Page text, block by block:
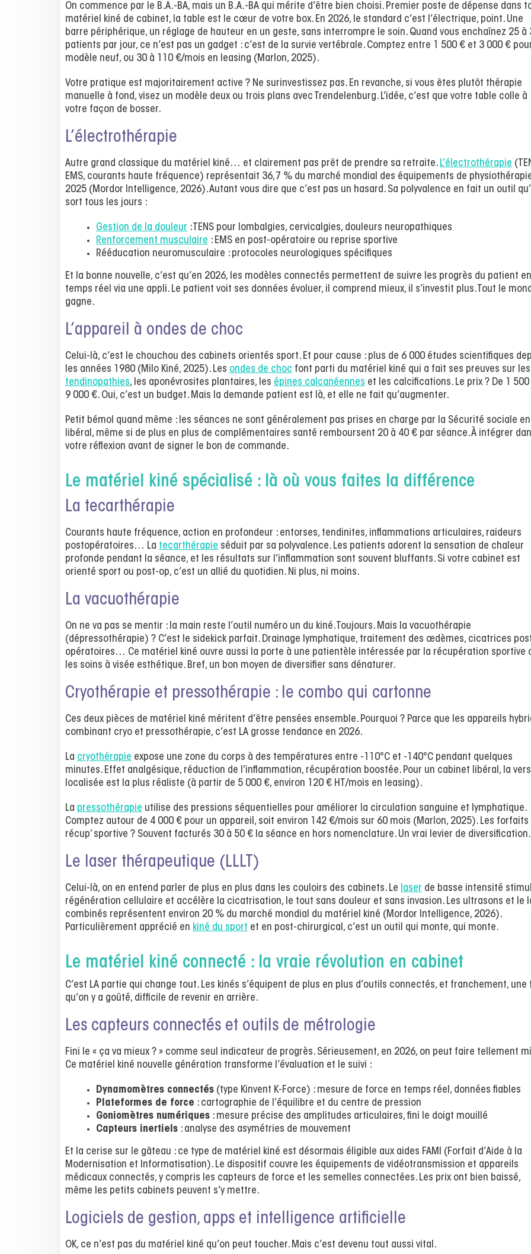
On commence par le B.A.-BA, mais un B.A.-BA qui mérite d’être bien choisi. Premier poste de dépense dans
matériel kiné de cabinet, la table est le cœur de votre box. En 2026, le standard c’est l’électrique, point. Une
barre périphérique, un réglage de hauteur en un geste, sans interrompre le soin. Quand vous enchaînez 25 à
patients par jour, ce n’est pas un gadget : c’est de la survie vertébrale. Comptez entre 1 500 € et 3 000 €
modèle neuf, ou 30 à 110 €/mois en leasing (Marlon, 2025).
Votre pratique est majoritairement active ? Ne surinvestissez pas. En revanche, si vous êtes plutôt thérapie
manuelle à fond, visez un modèle deux ou trois plans avec Trendelenburg. L’idée, c’est que votre table colle à
votre façon de bosser.
L’électrothérapie
Autre grand classique du matériel kiné… et clairement pas prêt de prendre sa retraite. L’électrothérapie
EMS, courants haute fréquence) représentait 36,7 % du marché mondial des équipements de
2025 (Mordor Intelligence, 2026). Autant vous dire que c’est pas un hasard. Sa polyvalence en fait un outil
sort tous les jours :
Gestion de la douleur : TENS pour lombalgies, cervicalgies, douleurs neuropathiques
Renforcement musculaire : EMS en post-opératoire ou reprise sportive
Rééducation neuromusculaire : protocoles neurologiques spécifiques
Et la bonne nouvelle, c’est qu’en 2026, les modèles connectés permettent de suivre les progrès du patient en
temps réel via une appli. Le patient voit ses données évoluer, il comprend mieux, il s’investit plus. Tout le
gagne.
L’appareil à ondes de choc
Celui-là, c’est le chouchou des cabinets orientés sport. Et pour cause : plus de 6 000 études scientifiques
les années 1980 (Milo Kiné, 2025). Les ondes de choc font parti du matériel kiné qui a fait ses preuves sur les
tendinopathies, les aponévrosites plantaires, les épines calcanéennes et les calcifications. Le prix ? De 1 500
9 000 €. Oui, c’est un budget. Mais la demande patient est là, et elle ne fait qu’augmenter.
Petit bémol quand même : les séances ne sont généralement pas prises en charge par la Sécurité sociale en
libéral, même si de plus en plus de complémentaires santé remboursent 20 à 40 € par séance. À intégrer
votre réflexion avant de signer le bon de commande.
Le matériel kiné spécialisé : là où vous faites la différence
La tecarthérapie
Courants haute fréquence, action en profondeur : entorses, tendinites, inflammations articulaires, raideurs
postopératoires… La tecarthérapie séduit par sa polyvalence. Les patients adorent la sensation de chaleur
profonde pendant la séance, et les résultats sur l’inflammation sont souvent bluffants. Si votre cabinet est
orienté sport ou post-op, c’est un allié du quotidien. Ni plus, ni moins.
La vacuothérapie
On ne va pas se mentir : la main reste l’outil numéro un du kiné. Toujours. Mais la vacuothérapie
(dépressothérapie) ? C’est le sidekick parfait. Drainage lymphatique, traitement des œdèmes, cicatrices
opératoires… Ce matériel kiné ouvre aussi la porte à une patientèle intéressée par la récupération sportive
les soins à visée esthétique. Bref, un bon moyen de diversifier sans dénaturer.
Cryothérapie et pressothérapie : le combo qui cartonne
Ces deux pièces de matériel kiné méritent d’être pensées ensemble. Pourquoi ? Parce que les appareils
combinant cryo et pressothérapie, c’est LA grosse tendance en 2026.
La cryothérapie expose une zone du corps à des températures entre -110°C et -140°C pendant quelques
minutes. Effet analgésique, réduction de l’inflammation, récupération boostée. Pour un cabinet libéral, la
localisée est la plus réaliste (à partir de 5 000 €, environ 120 € HT/mois en leasing).
La pressothérapie utilise des pressions séquentielles pour améliorer la circulation sanguine et lymphatique.
Comptez autour de 4 000 € pour un appareil, soit environ 142 €/mois sur 60 mois (Marlon, 2025). Les forfaits
récup’ sportive ? Souvent facturés 30 à 50 € la séance en hors nomenclature. Un vrai levier de diversification.
Le laser thérapeutique (LLLT)
Celui-là, on en entend parler de plus en plus dans les couloirs des cabinets. Le laser de basse intensité
régénération cellulaire et accélère la cicatrisation, le tout sans douleur et sans invasion. Les ultrasons et le
combinés représentent environ 20 % du marché mondial du matériel kiné (Mordor Intelligence, 2026).
Particulièrement apprécié en kiné du sport et en post-chirurgical, c’est un outil qui monte, qui monte.
Le matériel kiné connecté : la vraie révolution en cabinet
C’est LA partie qui change tout. Les kinés s’équipent de plus en plus d’outils connectés, et franchement, une
qu’on y a goûté, difficile de revenir en arrière.
Les capteurs connectés et outils de métrologie
Fini le « ça va mieux ? » comme seul indicateur de progrès. Sérieusement, en 2026, on peut faire tellement
Ce matériel kiné nouvelle génération transforme l’évaluation et le suivi :
Dynamomètres connectés (type Kinvent K-Force) : mesure de force en temps réel, données fiables
Plateformes de force : cartographie de l’équilibre et du centre de pression
Goniomètres numériques : mesure précise des amplitudes articulaires, fini le doigt mouillé
Capteurs inertiels : analyse des asymétries de mouvement
Et la cerise sur le gâteau : ce type de matériel kiné est désormais éligible aux aides FAMI (Forfait d’Aide à la
Modernisation et Informatisation). Le dispositif couvre les équipements de vidéotransmission et appareils
médicaux connectés, y compris les capteurs de force et les semelles connectées. Les prix ont bien baissé,
même les petits cabinets peuvent s’y mettre.
Logiciels de gestion, apps et intelligence artificielle
OK, ce n’est pas du matériel kiné qu’on peut toucher. Mais c’est devenu tout aussi vital.